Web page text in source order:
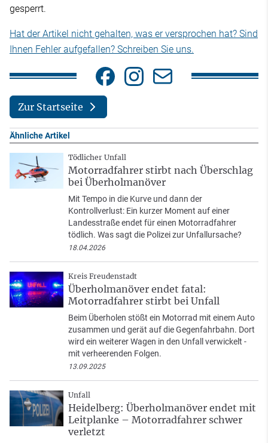
gesperrt.
Hat der Artikel nicht gehalten, was er versprochen hat? Sind
Ihnen Fehler aufgefallen? Schreiben Sie uns.
Zur Startseite
Ähnliche Artikel
Tödlicher Unfall
Motorradfahrer stirbt nach Überschlag
bei Überholmanöver
Mit Tempo in die Kurve und dann der
Kontrollverlust: Ein kurzer Moment auf einer
Landesstraße endet für einen Motorradfahrer
tödlich. Was sagt die Polizei zur Unfallursache?
18.04.2026
Kreis Freudenstadt
Überholmanöver endet fatal:
Motorradfahrer stirbt bei Unfall
Beim Überholen stößt ein Motorrad mit einem Auto
zusammen und gerät auf die Gegenfahrbahn. Dort
wird ein weiterer Wagen in den Unfall verwickelt -
mit verheerenden Folgen.
13.09.2025
Unfall
Heidelberg: Überholmanöver endet mit
Leitplanke – Motorradfahrer schwer
verletzt